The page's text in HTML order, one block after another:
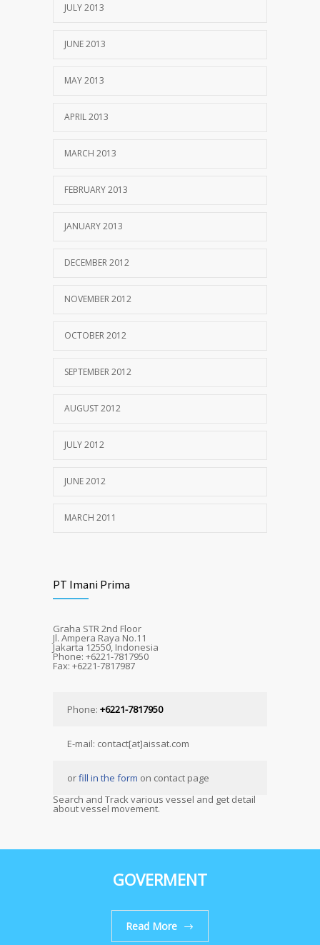
JULY 2013
JUNE 2013
MAY 2013
APRIL 2013
MARCH 2013
FEBRUARY 2013
JANUARY 2013
DECEMBER 2012
NOVEMBER 2012
OCTOBER 2012
SEPTEMBER 2012
AUGUST 2012
JULY 2012
JUNE 2012
MARCH 2011
PT Imani Prima
Graha STR 2nd Floor
Jl. Ampera Raya No.11
Jakarta 12550, Indonesia
Phone: +6221-7817950
Fax: +6221-7817987
Phone: +6221-7817950
E-mail: contact[at]aissat.com
orfill in the form on contact page
Search and Track various vessel and get detail
about vessel movement.
GOVERMENT
Read More